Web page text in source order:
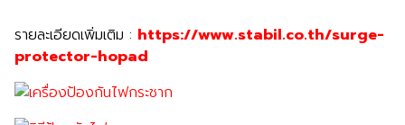
รายละเอียดเพิ่มเติม : https://www.stabil.co.th/surge-
protector-hopad